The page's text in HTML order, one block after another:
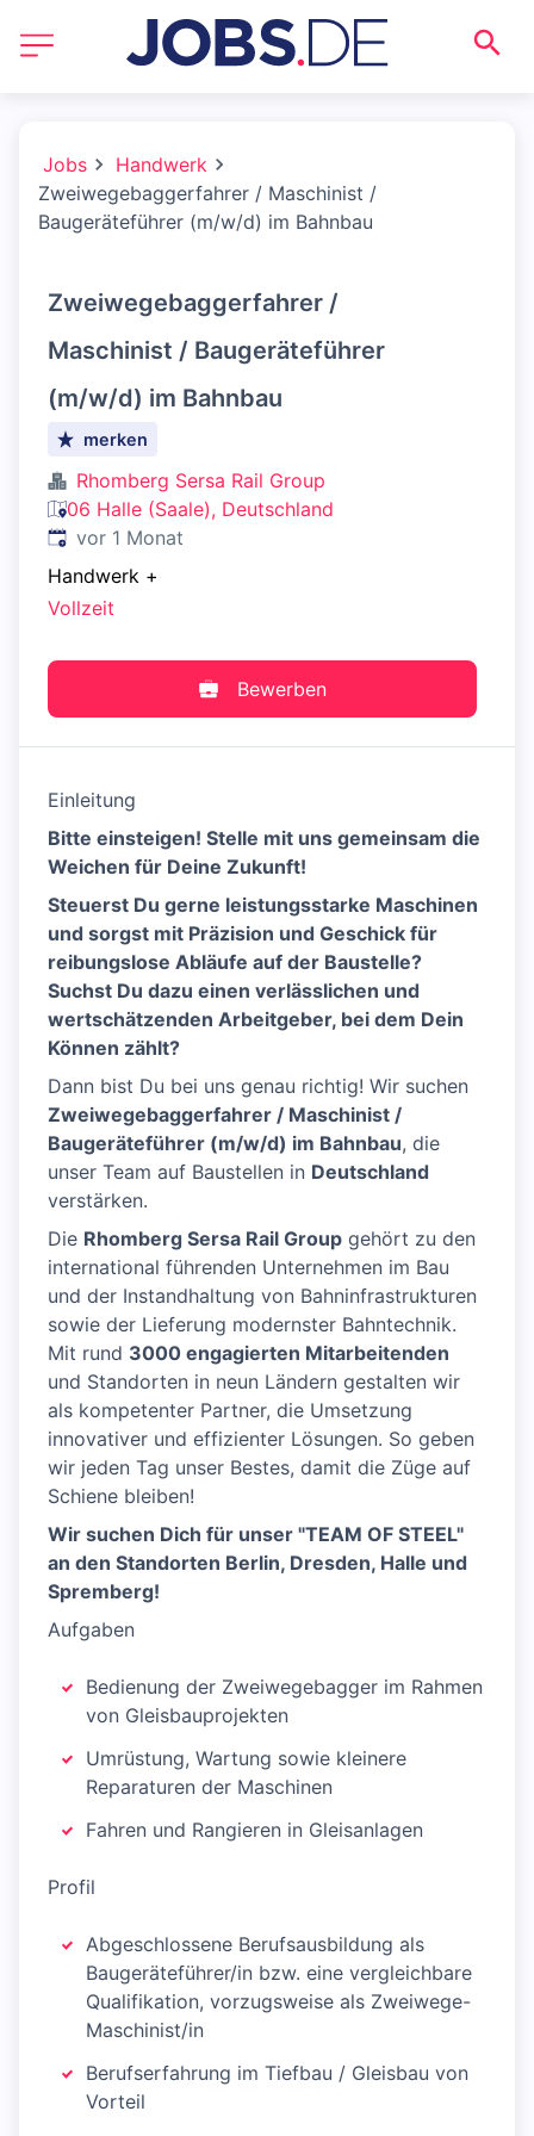
Jobs
Handwerk
Zweiwegebaggerfahrer / Maschinist /
Baugeräteführer (m/w/d) im Bahnbau
Zweiwegebaggerfahrer /
Maschinist / Baugeräteführer
(m/w/d) im Bahnbau
merken
Rhomberg Sersa Rail Group
06 Halle (Saale), Deutschland
Veröffentlicht:
vor 1 Monat
Handwerk +
Vollzeit
Bewerben
Einleitung
Bitte einsteigen! Stelle mit uns gemeinsam die
Weichen für Deine Zukunft!
Steuerst Du gerne leistungsstarke Maschinen
und sorgst mit Präzision und Geschick für
reibungslose Abläufe auf der Baustelle?
Suchst Du dazu einen verlässlichen und
wertschätzenden Arbeitgeber, bei dem Dein
Können zählt?
Dann bist Du bei uns genau richtig! Wir suchen
Zweiwegebaggerfahrer / Maschinist /
Baugeräteführer (m/w/d) im Bahnbau, die
unser Team auf Baustellen in Deutschland
verstärken.
Die Rhomberg Sersa Rail Group gehört zu den
international führenden Unternehmen im Bau
und der Instandhaltung von Bahninfrastrukturen
sowie der Lieferung modernster Bahntechnik.
Mit rund 3000 engagierten Mitarbeitenden
und Standorten in neun Ländern gestalten wir
als kompetenter Partner, die Umsetzung
innovativer und effizienter Lösungen. So geben
wir jeden Tag unser Bestes, damit die Züge auf
Schiene bleiben!
Wir suchen Dich für unser "TEAM OF STEEL"
an den Standorten Berlin, Dresden, Halle und
Spremberg!
Aufgaben
Bedienung der Zweiwegebagger im Rahmen
von Gleisbauprojekten
Umrüstung, Wartung sowie kleinere
Reparaturen der Maschinen
Fahren und Rangieren in Gleisanlagen
Profil
Abgeschlossene Berufsausbildung als
Baugeräteführer/in bzw. eine vergleichbare
Qualifikation, vorzugsweise als Zweiwege-
Maschinist/in
Berufserfahrung im Tiefbau / Gleisbau von
Vorteil